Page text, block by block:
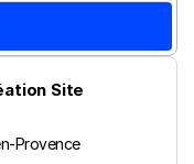
Site
Provence